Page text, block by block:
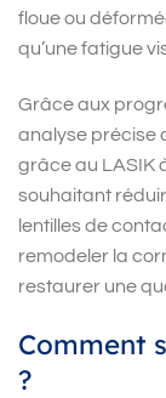
floue ou
qu’une fatigue
Grâce aux
analyse précise
grâce au LASIK
souhaitant
lentilles de
remodeler la
restaurer une
Comment
?